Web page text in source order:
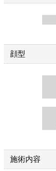
顔型
施術内容